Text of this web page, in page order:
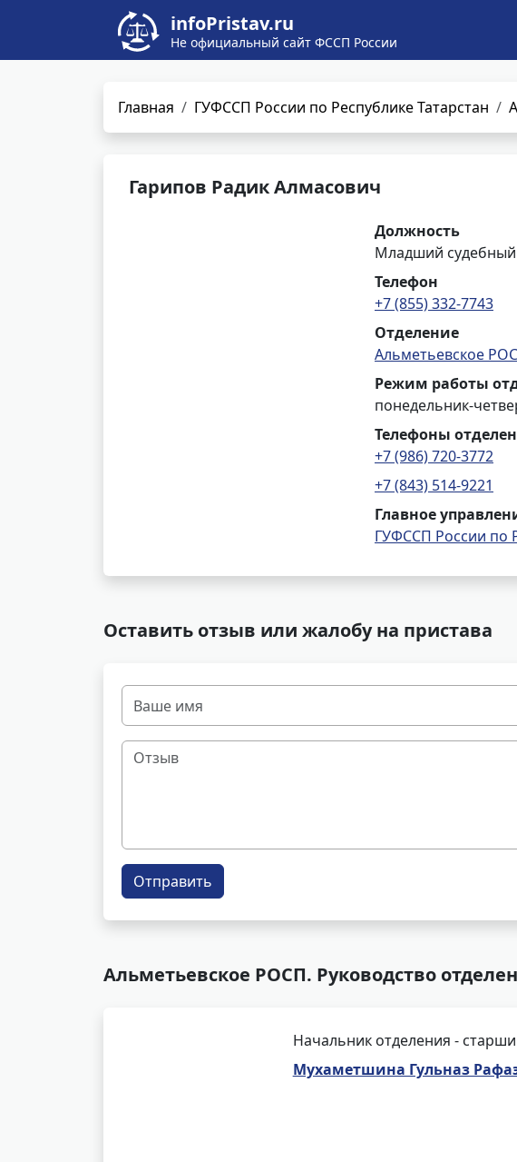
infoPristav.ru
Не официальный сайт ФССП России
Главная ГУФССП России по Республике Татарстан
Гарипов Радик Алмасович
Должность
Младший судебный
Телефон
+7 (855) 332-7743
Отделение
Альметьевское
Режим работы
понедельник-
Телефоны
+7 (986) 720-3772
+7 (843) 514-9221
Главное
ГУФССП России по
Оставить отзыв или жалобу на пристава
Отправить
Альметьевское РОСП. Руководство
Начальник отделения -
Мухаметшина Гульназ